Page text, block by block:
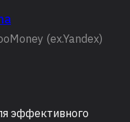
(ex.Yandex)
эффективного